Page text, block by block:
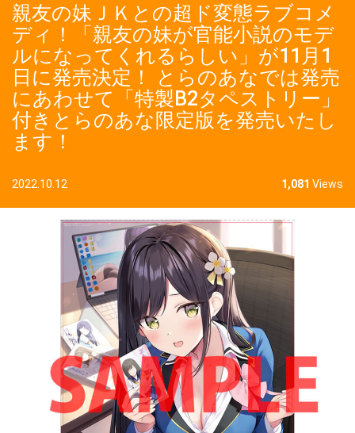
親友の妹ＪＫとの超ド変態ラブコメ
ディ！「親友の妹が官能小説のモデ
ルになってくれるらしい」が11月1
日に発売決定！ とらのあなでは発売
にあわせて「特製B2タペストリー」
付きとらのあな限定版を発売いたし
ます！
2022.10.12 1,081 Views